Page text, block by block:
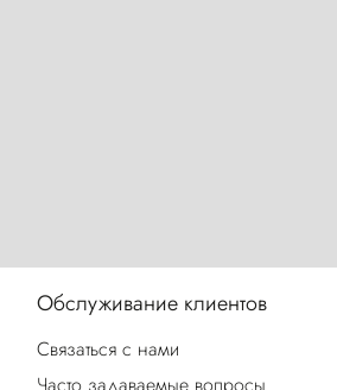
Обслуживание клиентов
Связаться с нами